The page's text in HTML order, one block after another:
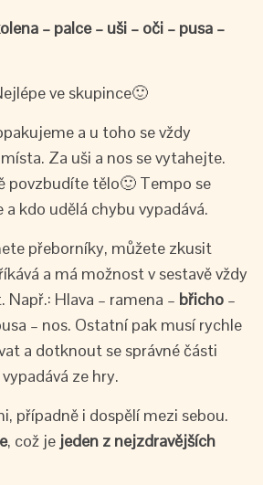
– palce – uši – oči – pusa –
ve skupince🙂
a u toho se vždy
Za uši a nos se vytahejte.
povzbudíte tělo🙂 Tempo se
kdo udělá chybu vypadává.
přeborníky, můžete zkusit
a má možnost v sestavě vždy
Hlava – ramena – břicho –
– nos. Ostatní pak musí rychle
a dotknout se správné části
ze hry.
případně i dospělí mezi sebou.
, což je jeden z nejzdravějších